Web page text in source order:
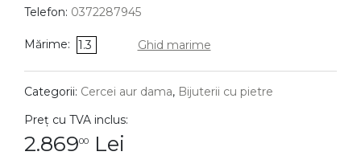
Lanturi
Pandantive
DIAMANTE Vezi toate
Cercei
Telefon: 0372287945
Mărime: 1.3 Ghid marime
Categorii: Cercei aur dama, Bijuterii cu pietre
Preț cu TVA inclus:
2.86900 Lei